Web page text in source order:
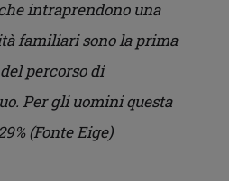
intraprendono una
familiari sono la prima
percorso di
Per gli uomini questa
(Fonte Eige)